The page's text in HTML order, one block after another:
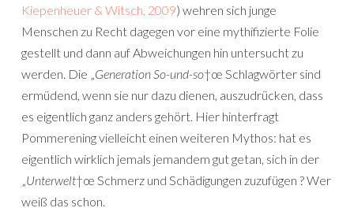
Kiepenheuer & Witsch, 2009) wehren sich junge
Menschen zu Recht dagegen vor eine mythifizierte Folie
gestellt und dann auf Abweichungen hin untersucht zu
werden. Die „Generation So-und-so†œ Schlagwörter sind
ermüdend, wenn sie nur dazu dienen, auszudrücken, dass
es eigentlich ganz anders gehört. Hier hinterfragt
Pommerening vielleicht einen weiteren Mythos: hat es
eigentlich wirklich jemals jemandem gut getan, sich in der
„Unterwelt†œ Schmerz und Schädigungen zuzufügen ? Wer
weiß das schon.